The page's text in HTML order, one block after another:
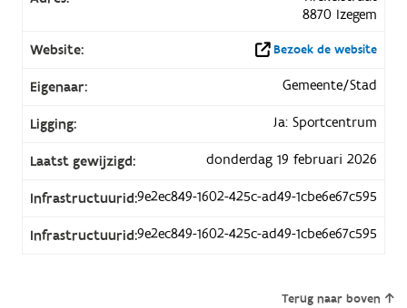
8870 Izegem
Website:
Bezoek de website
Eigenaar: Gemeente/Stad
Ligging: Ja: Sportcentrum
Laatst gewijzigd: donderdag 19 februari 2026
Infrastructuurid:9e2ec849-1602-425c-ad49-1cbe6e67c595
Infrastructuurid:9e2ec849-1602-425c-ad49-1cbe6e67c595
Terug naar boven